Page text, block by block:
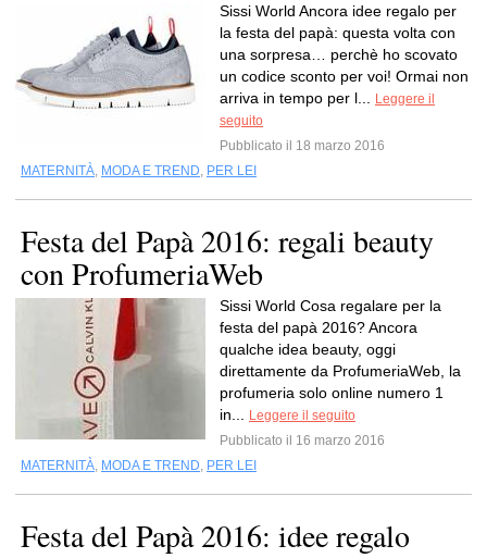
Sissi World Ancora idee regalo per
la festa del papà: questa volta con
una sorpresa… perchè ho scovato
un codice sconto per voi! Ormai non
arriva in tempo per l...
Leggere il
seguito
Pubblicato il 18 marzo 2016
MATERNITÀ, MODA E TREND, PER LEI
Festa del Papà 2016: regali beauty
con ProfumeriaWeb
Sissi World Cosa regalare per la
festa del papà 2016? Ancora
qualche idea beauty, oggi
direttamente da ProfumeriaWeb, la
profumeria solo online numero 1
in...
Leggere il seguito
Pubblicato il 16 marzo 2016
MATERNITÀ, MODA E TREND, PER LEI
Festa del Papà 2016: idee regalo